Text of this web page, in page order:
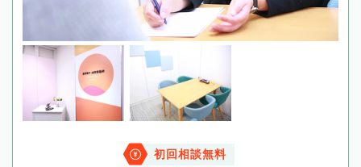
初回相談無料